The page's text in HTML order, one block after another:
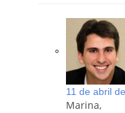
11 de abril
Marina,